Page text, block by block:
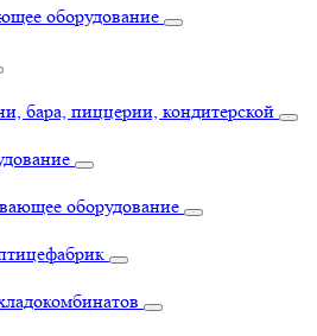
оборудование
бара, пиццерии, кондитерской
оборудование